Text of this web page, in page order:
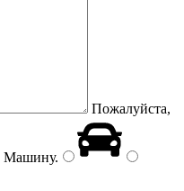
Пожалуйста,
Машину.